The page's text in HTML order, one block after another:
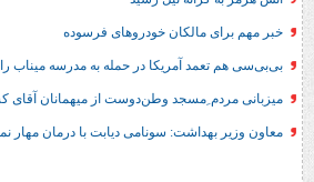
خودروهای فرسوده
آمریکا در حمله به مدرسه میناب را تایید کرد
ِمسجد وطن‌دوست از میهمانان آقای کشور دوست
سونامی دیابت با درمان مهار نمی‌شود